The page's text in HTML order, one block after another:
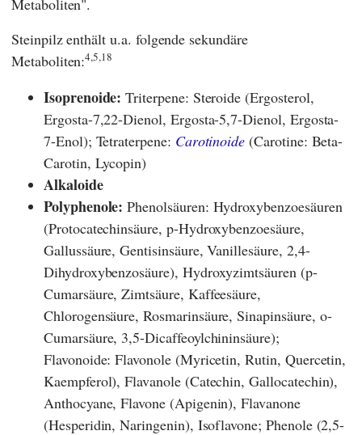
Metaboliten".
Steinpilz enthält u.a. folgende sekundäre
Metaboliten:4,5,18
Isoprenoide: Triterpene: Steroide (Ergosterol,
Ergosta-7,22-Dienol, Ergosta-5,7-Dienol, Ergosta-
7-Enol); Tetraterpene: Carotinoide (Carotine: Beta-
Carotin, Lycopin)
Alkaloide
Polyphenole: Phenolsäuren: Hydroxybenzoesäuren
(Protocatechinsäure, p-Hydroxybenzoesäure,
Gallussäure, Gentisinsäure, Vanillesäure, 2,4-
Dihydroxybenzosäure), Hydroxyzimtsäuren (p-
Cumarsäure, Zimtsäure, Kaffeesäure,
Chlorogensäure, Rosmarinsäure, Sinapinsäure, o-
Cumarsäure, 3,5-Dicaffeoylchininsäure);
Flavonoide: Flavonole (Myricetin, Rutin, Quercetin,
Kaempferol), Flavanole (Catechin, Gallocatechin),
Anthocyane, Flavone (Apigenin), Flavanone
(Hesperidin, Naringenin), Isoflavone; Phenole (2,5-